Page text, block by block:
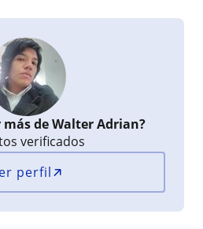
más de Walter Adrian?
verificados
perfil